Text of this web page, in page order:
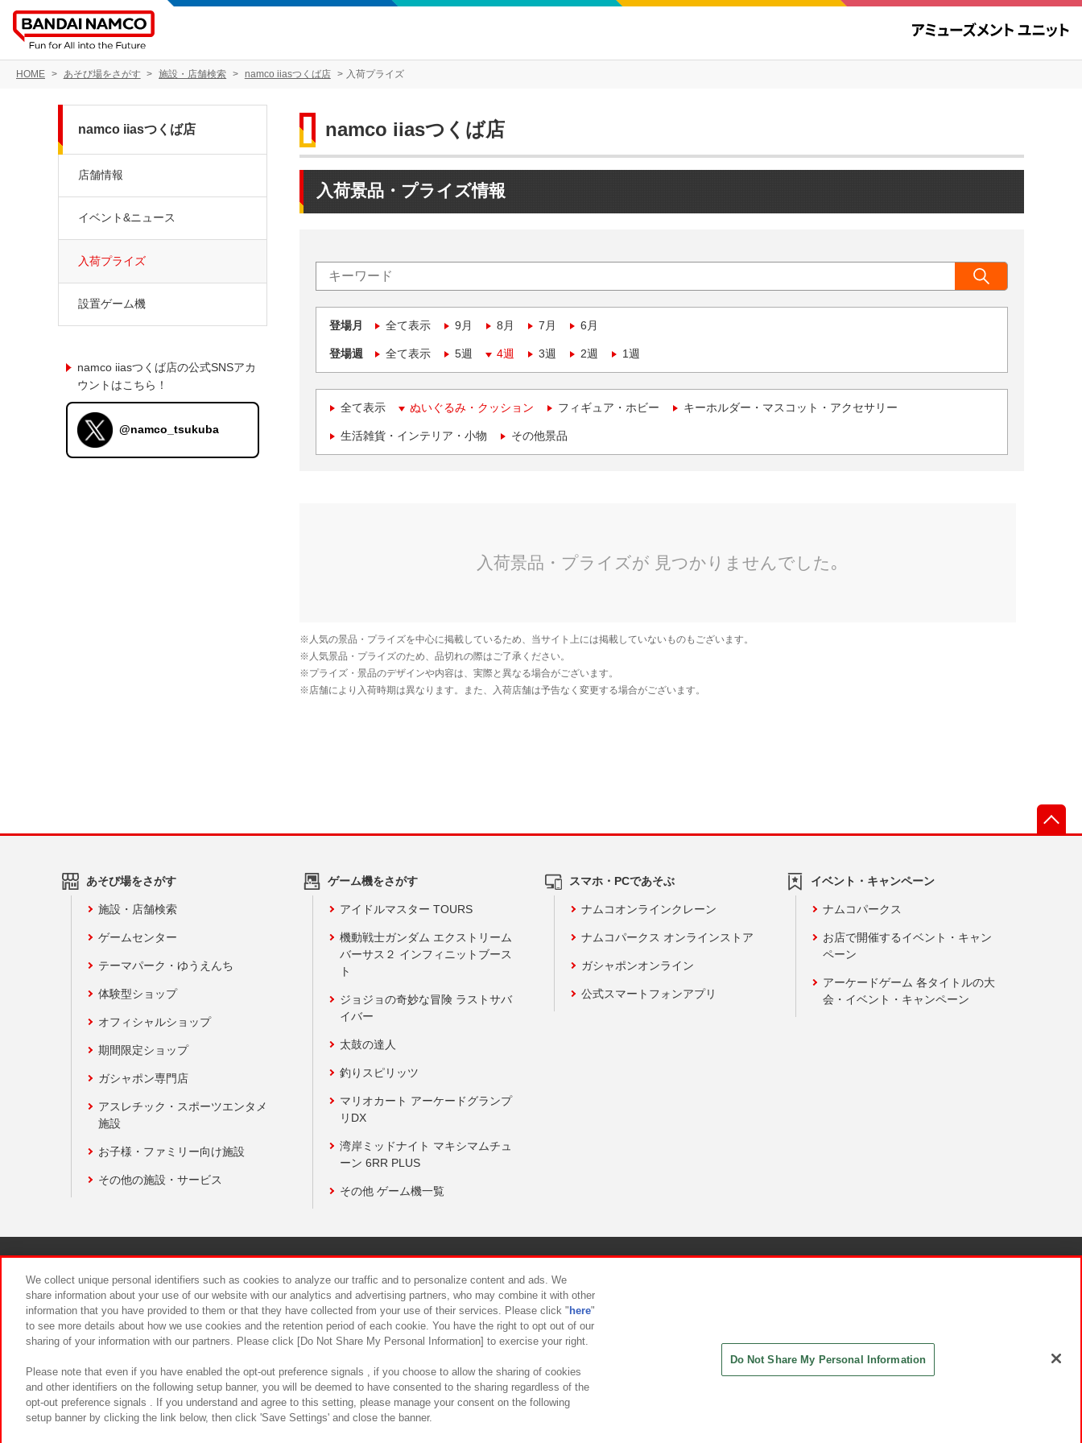
HOME あそび場をさがす 施設・店舗検索 namco iiasつくば店 入荷プライズ
namco iiasつくば店
入荷景品・プライズ情報
登場月 全て表示 9月 8月 7月 6月
登場週 全て表示 5週 4週 3週 2週 1週
全て表示 ぬいぐるみ・クッション フィギュア・ホビー キーホルダー・マスコット・アクセサリー
生活雑貨・インテリア・小物 その他景品
namco iiasつくば店
店舗情報
イベント&ニュース
入荷プライズ
設置ゲーム機
namco iiasつくば店の公式SNSアカ
ウントはこちら！
@namco_tsukuba
あそび場をさがす
施設・店舗検索
ゲームセンター
テーマパーク・ゆうえんち
体験型ショップ
オフィシャルショップ
期間限定ショップ
ガシャポン専門店
アスレチック・スポーツエンタメ
施設
お子様・ファミリー向け施設
その他の施設・サービス
ゲーム機をさがす
アイドルマスター TOURS
機動戦士ガンダム エクストリーム
バーサス２ インフィニットブース
ト
ジョジョの奇妙な冒険 ラストサバ
イバー
太鼓の達人
釣りスピリッツ
マリオカート アーケードグランプ
リDX
湾岸ミッドナイト マキシマムチュ
ーン 6RR PLUS
その他 ゲーム機一覧
スマホ・PCであそぶ
ナムコオンラインクレーン
ナムコパークス オンラインストア
ガシャポンオンライン
公式スマートフォンアプリ
イベント・キャンペーン
ナムコパークス
お店で開催するイベント・キャン
ペーン
アーケードゲーム 各タイトルの大
会・イベント・キャンペーン
食品のご提供について カスタマーハラスメント対応方針
We collect unique personal identifiers such as cookies to analyze our traffic and to personalize content and ads. We
share information about your use of our website with our analytics and advertising partners, who may combine it with other
information that you have provided to them or that they have collected from your use of their services. Please click " here"
to see more details about how we use cookies and the retention period of each cookie. You have the right to opt out of our
sharing of your information with our partners. Please click [Do Not Share My Personal Information] to exercise your right.
Please note that even if you have enabled the opt-out preference signals , if you choose to allow the sharing of cookies
and other identifiers on the following setup banner, you will be deemed to have consented to the sharing regardless of the
opt-out preference signals . If you understand and agree to this setting, please manage your consent on the following
setup banner by clicking the link below, then click 'Save Settings' and close the banner.
Do Not Share My Personal Information